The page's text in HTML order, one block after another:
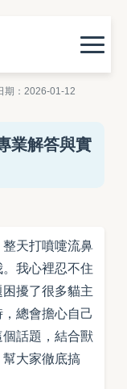
期：2026-01-12
業解答與實
天打噴嚏流鼻
我心裡忍不住
擾了很多貓主
總會擔心自己
話題，結合獸
大家徹底搞